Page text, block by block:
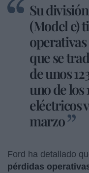
Su
(Model e)
operativas
que se
de unos
uno de los
eléctricos
marzo
Ford ha detallado
pérdidas